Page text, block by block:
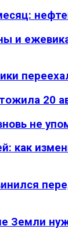
и
20
не
как
Земли